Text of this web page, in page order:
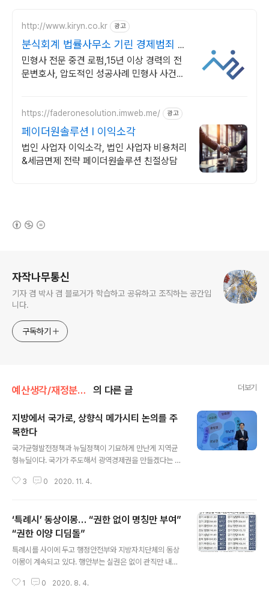
http://www.kiryn.co.kr 광고
분식회계 법률사무소 기린 경제범죄 전
문로펌
민형사 전문 중견 로펌,15년 이상 경력의 전
문변호사, 압도적인 성공사례 민형사 사건에
https://faderonesolution.imweb.me/ 광고
페이더원솔루션 l 이익소각
법인 사업자 이익소각, 법인 사업자 비용처리
&세금면제 전략 페이더원솔루션 친절상담
자작나무통신
기자 겸 박사 겸 블로거가 학습하고 공유하고 조직하는 공간입
니다.
구독하기
예산생각/재정분권 비판 의 다른 글 더보기
지방에서 국가로, 상향식 메가시티 논의를 주
목한다
국가균형발전정책과 뉴딜정책이 기묘하게 만난게 지역균
형뉴딜이다. 국가가 주도해서 광역경제권을 만들겠다는 국
자율권을 주는 것도 아니다. 하던대로 국가균형발전을 강
현 정부 '일자리', 이명박 정부 '녹색', 박근혜 정부 '정부3.
0' 등 정부가 내세우는 시책에 따라 호박에 줄 긋는 행태는
이제 놀랍지도 않다. 그런 속에서 그래도 봐줄 대목은 있다.
지역균형뉴딜은 크게 중앙정부가 추진하는 한국판 뉴딜 지
역사업과 공공기관 선도형 뉴딜사업, 그리고 지방자치단체
가 자체적으로 발굴·추진하는 ‘지자체 주도형 뉴딜사업’로
3 0 2020. 11. 4.
‘특례시’ 동상이몽… “권한 없이 명칭만 부여”
“권한 이양 디딤돌”
특례시를 사이에 두고 행정안전부와 지방자치단체의 동상
이몽이 계속되고 있다. 행안부는 실권은 없이 관직만 내려
약을 위한 디딤돌로 본다. 행안부와 지자체 관계자들에 따
1 0 2020. 8. 4.